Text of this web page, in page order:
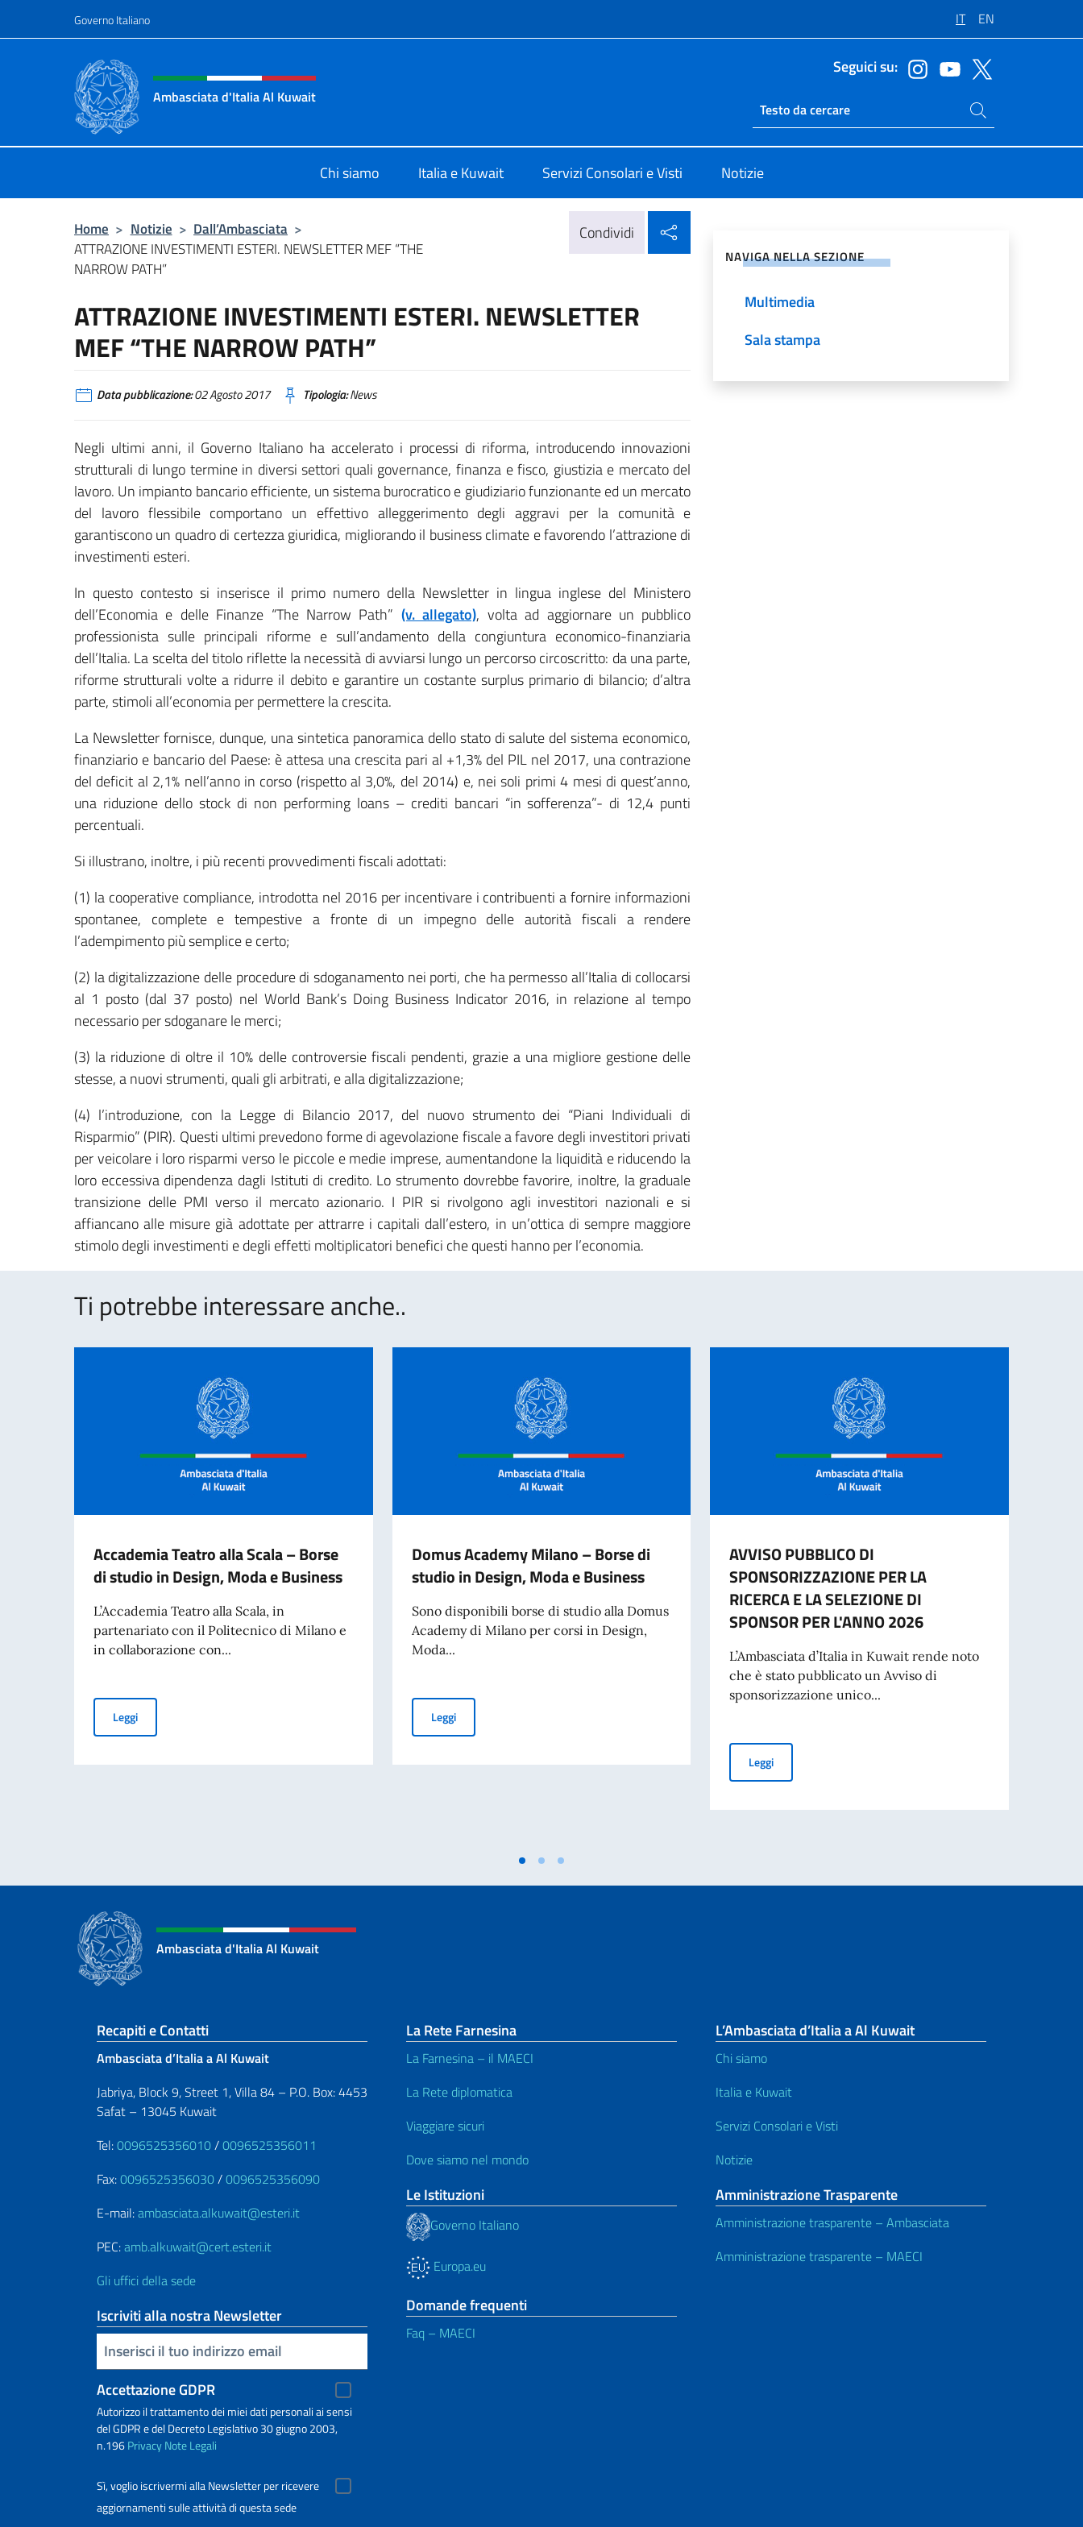
Governo Italiano IT EN
Intestazione sito, social e menù
Ambasciata d'Italia Al Kuwait
Seguici su:
Ricerca sito live
Cerca nel sito
Chi siamo Italia e Kuwait Servizi Consolari e Visti Notizie
Home > Notizie > Dall’Ambasciata >
ATTRAZIONE INVESTIMENTI ESTERI. NEWSLETTER MEF “THE
NARROW PATH”
Condividi
ATTRAZIONE INVESTIMENTI ESTERI. NEWSLETTER
MEF “THE NARROW PATH”
Data pubblicazione:02 Agosto 2017 Tipologia:News
Negli ultimi anni, il Governo Italiano ha accelerato i processi di riforma, introducendo innovazioni
strutturali di lungo termine in diversi settori quali governance, finanza e fisco, giustizia e mercato del
lavoro. Un impianto bancario efficiente, un sistema burocratico e giudiziario funzionante ed un mercato
del lavoro flessibile comportano un effettivo alleggerimento degli aggravi per la comunità e
garantiscono un quadro di certezza giuridica, migliorando il business climate e favorendo l’attrazione di
investimenti esteri.
In questo contesto si inserisce il primo numero della Newsletter in lingua inglese del Ministero
dell’Economia e delle Finanze “The Narrow Path” (v. allegato), volta ad aggiornare un pubblico
professionista sulle principali riforme e sull’andamento della congiuntura economico-finanziaria
dell’Italia. La scelta del titolo riflette la necessità di avviarsi lungo un percorso circoscritto: da una parte,
riforme strutturali volte a ridurre il debito e garantire un costante surplus primario di bilancio; d’altra
parte, stimoli all’economia per permettere la crescita.
La Newsletter fornisce, dunque, una sintetica panoramica dello stato di salute del sistema economico,
finanziario e bancario del Paese: è attesa una crescita pari al +1,3% del PIL nel 2017, una contrazione
del deficit al 2,1% nell’anno in corso (rispetto al 3,0%, del 2014) e, nei soli primi 4 mesi di quest’anno,
una riduzione dello stock di non performing loans – crediti bancari “in sofferenza”- di 12,4 punti
percentuali.
Si illustrano, inoltre, i più recenti provvedimenti fiscali adottati:
(1) la cooperative compliance, introdotta nel 2016 per incentivare i contribuenti a fornire informazioni
spontanee, complete e tempestive a fronte di un impegno delle autorità fiscali a rendere
l’adempimento più semplice e certo;
(2) la digitalizzazione delle procedure di sdoganamento nei porti, che ha permesso all’Italia di collocarsi
al 1 posto (dal 37 posto) nel World Bank’s Doing Business Indicator 2016, in relazione al tempo
necessario per sdoganare le merci;
(3) la riduzione di oltre il 10% delle controversie fiscali pendenti, grazie a una migliore gestione delle
stesse, a nuovi strumenti, quali gli arbitrati, e alla digitalizzazione;
(4) l’introduzione, con la Legge di Bilancio 2017, del nuovo strumento dei “Piani Individuali di
Risparmio” (PIR). Questi ultimi prevedono forme di agevolazione fiscale a favore degli investitori privati
per veicolare i loro risparmi verso le piccole e medie imprese, aumentandone la liquidità e riducendo la
loro eccessiva dipendenza dagli Istituti di credito. Lo strumento dovrebbe favorire, inoltre, la graduale
transizione delle PMI verso il mercato azionario. I PIR si rivolgono agli investitori nazionali e si
affiancano alle misure già adottate per attrarre i capitali dall’estero, in un’ottica di sempre maggiore
stimolo degli investimenti e degli effetti moltiplicatori benefici che questi hanno per l’economia.
NAVIGA NELLA SEZIONE
Multimedia
Sala stampa
Ti potrebbe interessare anche..
Accademia Teatro alla Scala – Borse
di studio in Design, Moda e Business
L’Accademia Teatro alla Scala, in
partenariato con il Politecnico di Milano e
in collaborazione con...
LeggiAccademia Teatro alla Scala – Borse di studio in Design, Moda e Business
Domus Academy Milano – Borse di
studio in Design, Moda e Business
Sono disponibili borse di studio alla Domus
Academy di Milano per corsi in Design,
Moda...
LeggiDomus Academy Milano – Borse di studio in Design, Moda e Business
AVVISO PUBBLICO DI
SPONSORIZZAZIONE PER LA
RICERCA E LA SELEZIONE DI
SPONSOR PER L'ANNO 2026
L’Ambasciata d’Italia in Kuwait rende noto
che è stato pubblicato un Avviso di
sponsorizzazione unico...
LeggiAVVISO PUBBLICO DI SPONSORIZZAZIONE PER LA RICERCA E
Ambasciata d'Italia Al Kuwait
Sezione footer
Recapiti e Contatti
Ambasciata d’Italia a Al Kuwait
Jabriya, Block 9, Street 1, Villa 84 – P.O. Box: 4453
Safat – 13045 Kuwait
Tel:0096525356010/0096525356011
Fax:0096525356030/0096525356090
E-mail:ambasciata.alkuwait@esteri.it
PEC:amb.alkuwait@cert.esteri.it
Gli uffici della sede
Iscriviti alla nostra Newsletter
Inserisci la tua email
Accettazione GDPR
Autorizzo il trattamento dei miei dati personali ai sensi
del GDPR e del Decreto Legislativo 30 giugno 2003,
n.196PrivacyNote Legali
Sì, voglio iscrivermi alla Newsletter per ricevere
aggiornamenti sulle attività di questa sede
La Rete Farnesina
La Farnesina – il MAECI
La Rete diplomatica
Viaggiare sicuri
Dove siamo nel mondo
Le Istituzioni
Governo Italiano
Europa.eu
Domande frequenti
Faq – MAECI
L’Ambasciata d’Italia a Al Kuwait
Chi siamo
Italia e Kuwait
Servizi Consolari e Visti
Notizie
Amministrazione Trasparente
Amministrazione trasparente – Ambasciata
Amministrazione trasparente – MAECI